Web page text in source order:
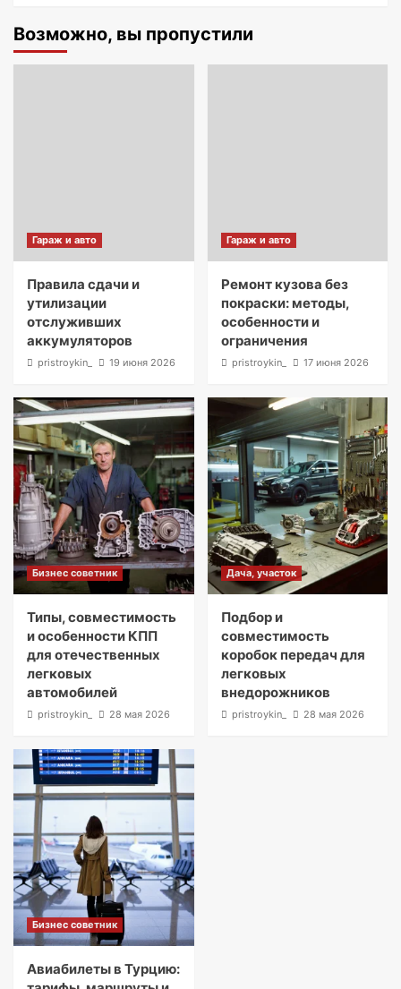
Возможно, вы пропустили
Гараж и авто
Правила сдачи и
утилизации
отслуживших
аккумуляторов
pristroykin_ 19 июня 2026
Гараж и авто
Ремонт кузова без
покраски: методы,
особенности и
ограничения
pristroykin_ 17 июня 2026
Бизнес советник
Типы, совместимость
и особенности КПП
для отечественных
легковых
автомобилей
pristroykin_ 28 мая 2026
Дача, участок
Подбор и
совместимость
коробок передач для
легковых
внедорожников
pristroykin_ 28 мая 2026
Бизнес советник
Авиабилеты в Турцию: